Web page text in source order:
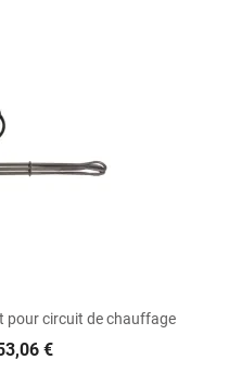
pour circuit de chauffage
€